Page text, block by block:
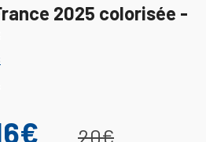
2025 colorisée -
20€